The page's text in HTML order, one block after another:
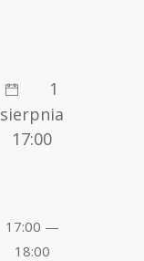
1
sierpnia
17:00
17:00 —
18:00